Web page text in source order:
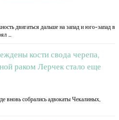
двигаться дальше на запад и юго-запад в
…
кости свода черепа,
раком Лерчек стало еще
вновь собрались адвокаты Чекалиных,